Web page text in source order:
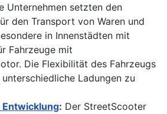
Unternehmen setzten den
den Transport von Waren und
in Innenstädten mit
Fahrzeuge mit
Die Flexibilität des Fahrzeugs
Ladungen zu
Entwicklung: Der StreetScooter